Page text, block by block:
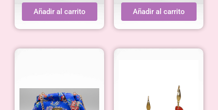
Añadir al carrito Añadir al carrito